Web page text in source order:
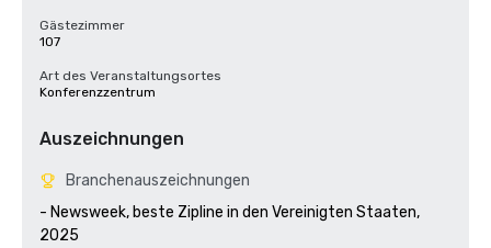
Gästezimmer
107
Art des Veranstaltungsortes
Konferenzzentrum
Auszeichnungen
Branchenauszeichnungen
- Newsweek, beste Zipline in den Vereinigten Staaten,
2025